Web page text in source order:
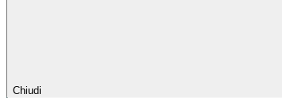
Chiudi